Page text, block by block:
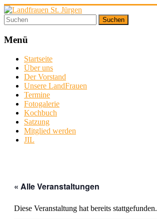
Zum
Inhalt
springen
Landfrauen
St.
Starke
Frauen
eine
starke
Gesellschaft
Menü
Startseite
Über uns
Der Vorstand
Unsere LandFrauen
Termine
Fotogalerie
Kochbuch
Satzung
Mitglied werden
JIL
« Alle Veranstaltungen
Diese Veranstaltung hat bereits stattgefunden.